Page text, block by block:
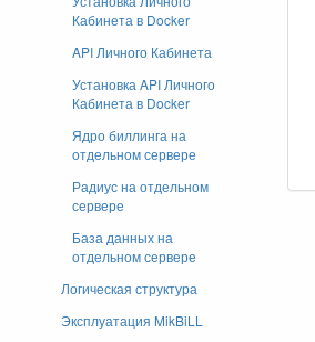
Кабинета в Docker
API Личного Кабинета
Установка API Личного
Кабинета в Docker
Ядро биллинга на
отдельном сервере
Радиус на отдельном
сервере
База данных на
отдельном сервере
Логическая структура
Эксплуатация MikBiLL